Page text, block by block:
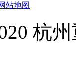
站地图
杭